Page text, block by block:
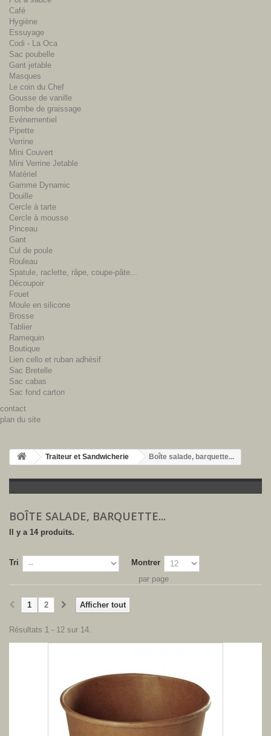
Café
Hygiène
Essuyage
Codi - La Oca
Sac poubelle
Gant jetable
Masques
Le coin du Chef
Gousse de vanille
Bombe de graissage
Evénementiel
Pipette
Verrine
Mini Couvert
Mini Verrine Jetable
Matériel
Gamme Dynamic
Douille
Cercle à tarte
Cercle à mousse
Pinceau
Gant
Cul de poule
Rouleau
Spatule, raclette, râpe, coupe-pâte...
Découpoir
Fouet
Moule en silicone
Brosse
Tablier
Ramequin
Boutique
Lien cello et ruban adhésif
Sac Bretelle
Sac cabas
Sac fond carton
contact
plan du site
Traiteur et Sandwicherie Boîte salade, barquette...
BOÎTE SALADE, BARQUETTE...
Il y a 14 produits.
Tri
Montrer
par page
Afficher tout
1 2
Résultats 1 - 12 sur 14.